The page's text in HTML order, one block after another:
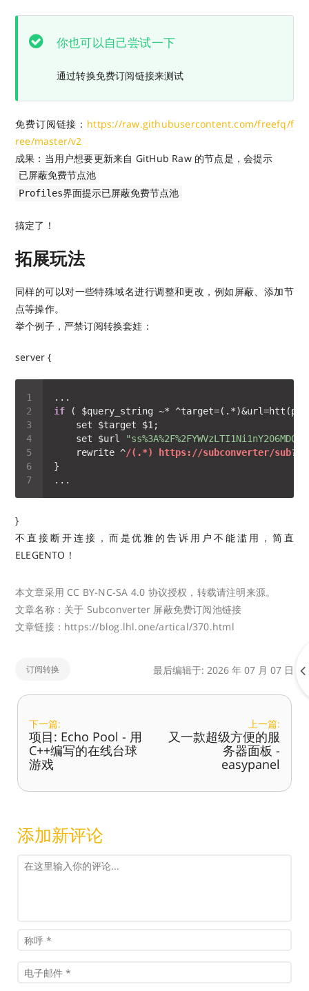
你也可以自己尝试一下
通过转换免费订阅链接来测试
免费订阅链接： https://raw.githubusercontent.com/freefq/f
ree/master/v2
成果：当用户想要更新来自 GitHub Raw 的节点是，会提示
已屏蔽免费节点池
Profiles界面提示已屏蔽免费节点池
搞定了！
拓展玩法
同样的可以对一些特殊域名进行调整和更改，例如屏蔽、添加节
点等操作。
举个例子，严禁订阅转换套娃：
server {
if ( $query_string ~*
    set $url
    rewrite ^
/(.*) https://subconverter/sub
}
不直接断开连接，而是优雅的告诉用户不能滥用，简直
ELEGENTO！
本文章采用 CC BY-NC-SA 4.0 协议授权，转载请注明来源。
文章名称：关于 Subconverter 屏蔽免费订阅池链接
文章链接：https://blog.lhl.one/artical/370.html
订阅转换 最后编辑于: 2026 年 07 月 07 日
下一篇:
项目: Echo Pool - 用
C++编写的在线台球
游戏
上一篇:
又一款超级方便的服
务器面板 -
easypanel
添加新评论